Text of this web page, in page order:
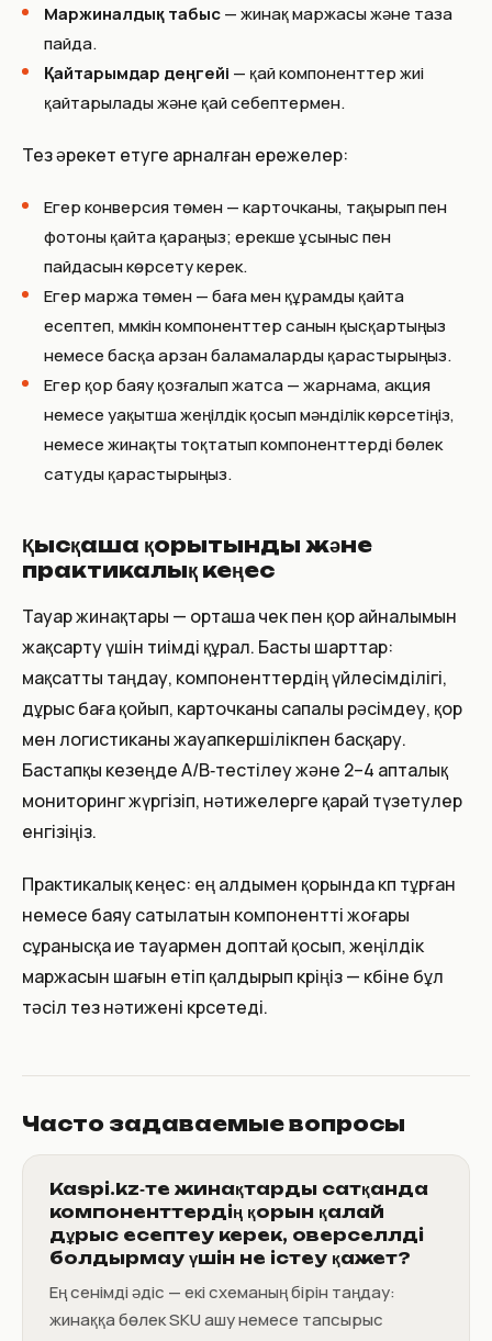
Маржиналдық табыс— жинақ маржасы және таза
пайда.
Қайтарымдар деңгейі — қай компоненттер жиі
қайтарылады және қай себептермен.
Тез әрекет етуге арналған ережелер:
Егер конверсия төмен — карточканы, тақырып пен
фотоны қайта қараңыз; ерекше ұсыныс пен
пайдасын көрсету керек.
Егер маржа төмен — баға мен құрамды қайта
есептеп, мүмкін компоненттер санын қысқартыңыз
немесе басқа арзан баламаларды қарастырыңыз.
Егер қор баяу қозғалып жатса — жарнама, акция
немесе уақытша жеңілдік қосып мәнділік көрсетіңіз,
немесе жинақты тоқтатып компоненттерді бөлек
сатуды қарастырыңыз.
Қысқаша қорытынды және
практикалық кеңес
Тауар жинақтары — орташа чек пен қор айналымын
жақсарту үшін тиімді құрал. Басты шарттар:
мақсатты таңдау, компоненттердің үйлесімділігі,
дұрыс баға қойып, карточканы сапалы рәсімдеу, қор
мен логистиканы жауапкершілікпен басқару.
Бастапқы кезеңде A/B‑тестілеу және 2–4 апталық
мониторинг жүргізіп, нәтижелерге қарай түзетулер
енгізіңіз.
Практикалық кеңес: ең алдымен қорында көп тұрған
немесе баяу сатылатын компонентті жоғары
сұранысқа ие тауармен доптай қосып, жеңілдік
маржасын шағын етіп қалдырып көріңіз — көбіне бұл
тәсіл тез нәтижені көрсетеді.
Часто задаваемые вопросы
Kaspi.kz‑те жинақтарды сатқанда
компоненттердің қорын қалай
дұрыс есептеу керек, оверселлді
болдырмау үшін не істеу қажет?
Ең сенімді әдіс — екі схеманың бірін таңдау:
жинаққа бөлек SKU ашу немесе тапсырыс